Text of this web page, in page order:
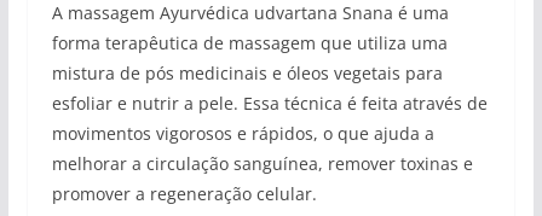
A massagem Ayurvédica udvartana Snana é uma
forma terapêutica de massagem que utiliza uma
mistura de pós medicinais e óleos vegetais para
esfoliar e nutrir a pele. Essa técnica é feita através de
movimentos vigorosos e rápidos, o que ajuda a
melhorar a circulação sanguínea, remover toxinas e
promover a regeneração celular.